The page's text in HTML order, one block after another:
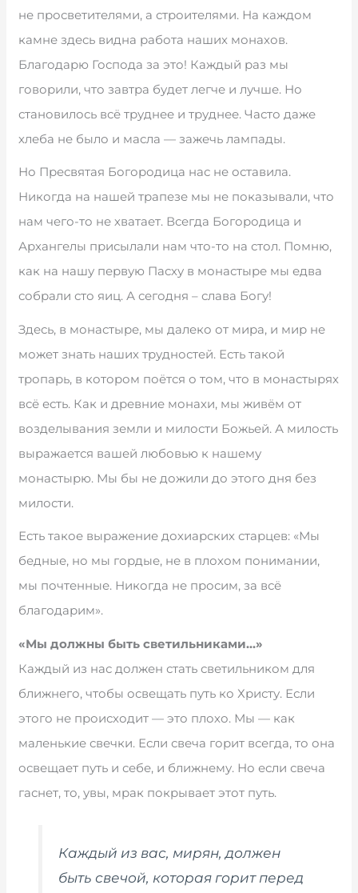
не просветителями, а строителями. На каждом
камне здесь видна работа наших монахов.
Благодарю Господа за это! Каждый раз мы
говорили, что завтра будет легче и лучше. Но
становилось всё труднее и труднее. Часто даже
хлеба не было и масла — зажечь лампады.
Но Пресвятая Богородица нас не оставила.
Никогда на нашей трапезе мы не показывали, что
нам чего-то не хватает. Всегда Богородица и
Архангелы присылали нам что-то на стол. Помню,
как на нашу первую Пасху в монастыре мы едва
собрали сто яиц. А сегодня – слава Богу!
Здесь, в монастыре, мы далеко от мира, и мир не
может знать наших трудностей. Есть такой
тропарь, в котором поётся о том, что в монастырях
всё есть. Как и древние монахи, мы живём от
возделывания земли и милости Божьей. А милость
выражается вашей любовью к нашему
монастырю. Мы бы не дожили до этого дня без
милости.
Есть такое выражение дохиарских старцев: «Мы
бедные, но мы гордые, не в плохом понимании,
мы почтенные. Никогда не просим, за всё
благодарим».
«Мы должны быть светильниками…»
Каждый из нас должен стать светильником для
ближнего, чтобы освещать путь ко Христу. Если
этого не происходит — это плохо. Мы — как
маленькие свечки. Если свеча горит всегда, то она
освещает путь и себе, и ближнему. Но если свеча
гаснет, то, увы, мрак покрывает этот путь.
Каждый из вас, мирян, должен
быть свечой, которая горит перед